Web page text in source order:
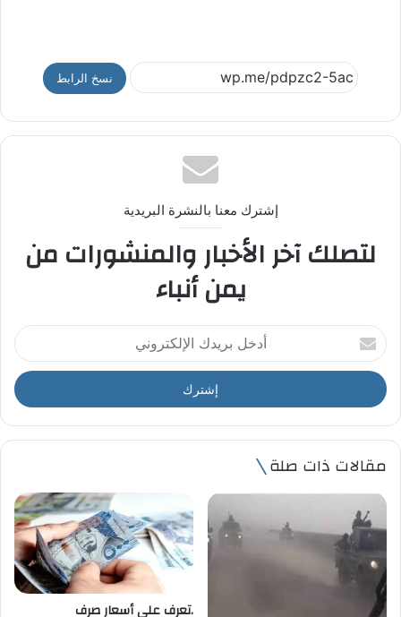
نسخ الرابط
إشترك معنا بالنشرة البريدية
لتصلك آخر الأخبار والمنشورات من
يمن أنباء
أ
د
خ
ل
ر
د
ا
ل
ك
ت
مقالات ذات صلة
.تعرف على أسعار صرف